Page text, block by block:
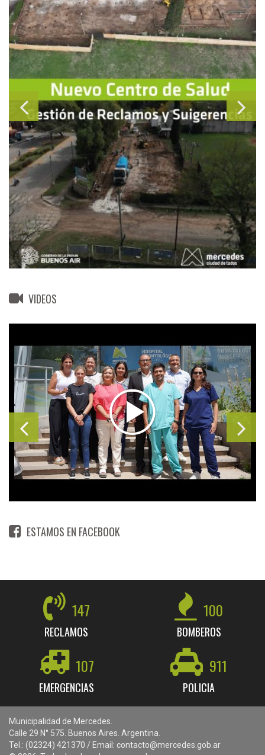
VIDEOS
ESTAMOS EN FACEBOOK
147
RECLAMOS
100
BOMBEROS
107
EMERGENCIAS
911
POLICIA
Municipalidad de Mercedes.
Calle 29 N° 575. Buenos Aires. Argentina.
Tel.: (02324) 421370 / Email: contacto@mercedes.gob.ar